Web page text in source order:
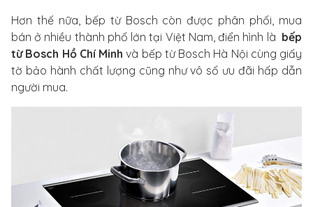
Hơn thế nữa, bếp từ Bosch còn được phân phối, mua
bán ở nhiều thành phố lớn tại Việt Nam, điển hình là bếp
từ Bosch Hồ Chí Minhvà bếp từ Bosch Hà Nội cùng giấy
tờ bảo hành chất lượng cũng như vô số ưu đãi hấp dẫn
người mua.